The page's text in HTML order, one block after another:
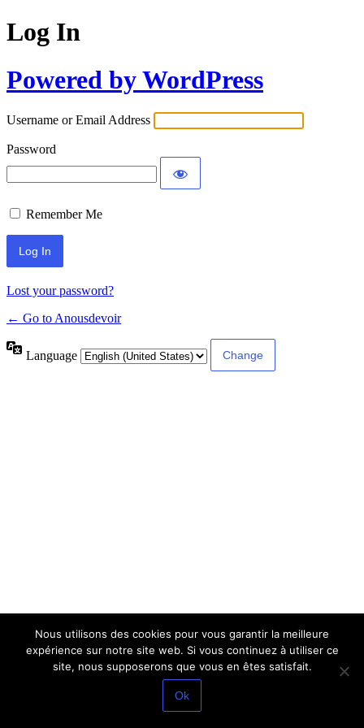
Log In
Powered by WordPress
Username or Email Address
Password
Remember Me
Lost your password?
← Go to Anousdevoir
Language
Nous utilisons des cookies pour vous garantir la meilleure
expérience sur notre site web. Si vous continuez à utiliser ce
site, nous supposerons que vous en êtes satisfait.
Ok